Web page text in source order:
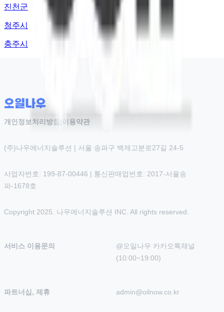
진천군
청주시
충주시
개인정보처리방침 |이용약관
(주)나우에너지솔루션 | 서울 송파구 백제고분로27길 24-5
사업자번호: 199-87-00446 | 통신판매업번호: 2017-서울송
파-1678호
Copyright 2025. 나우에너지솔루션 INC. All rights reserved.
서비스 이용문의
@오일나우 카카오톡채널
(10:00~19:00)
파트너십, 제휴 admin@oilnow.co.kr